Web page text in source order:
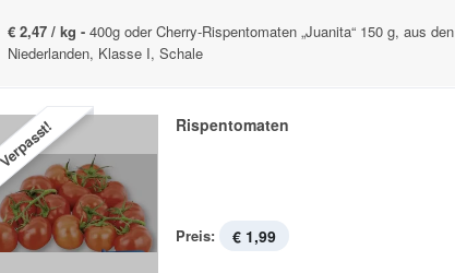
€ 2,47 / kg - 400g oder Cherry-Rispentomaten „Juanita“ 150 g, aus den
Niederlanden, Klasse I, Schale
Rispentomaten
Preis: € 1,99